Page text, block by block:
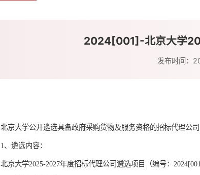
2024[001]-北京大学
发布时间：
北京大学公开遴选具备政府采购货物及服务资格的招标代理公
1、遴选内容：
北京大学2025-2027年度招标代理公司遴选项目（编号：